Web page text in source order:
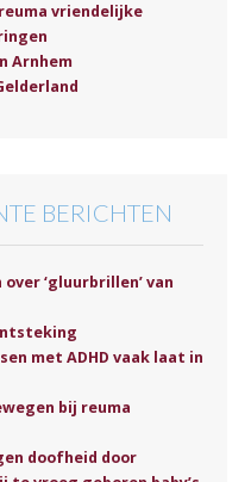
vriendelijke
Arnhem
BERICHTEN
‘gluurbrillen’ van
met ADHD vaak laat in
bij reuma
doofheid door